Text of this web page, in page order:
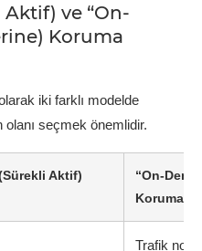
Aktif) ve “On-
Koruma
iki farklı modelde
olanı seçmek önemlidir.
Aktif)
“On-
Koruma
Trafik